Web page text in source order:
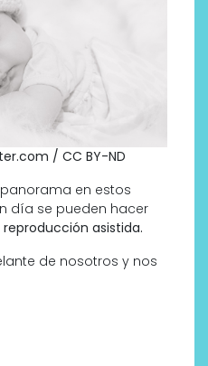
/ CC BY-ND
en estos
día se pueden hacer
reproducción asistida.
de nosotros y nos